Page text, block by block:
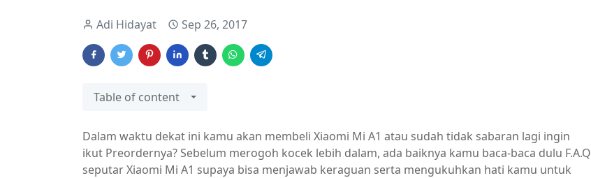
Adi Hidayat Sep 26, 2017
Table of content
Dalam waktu dekat ini kamu akan membeli Xiaomi Mi A1 atau sudah tidak sabaran lagi ingin
ikut Preordernya? Sebelum merogoh kocek lebih dalam, ada baiknya kamu baca-baca dulu F.A.Q
seputar Xiaomi Mi A1 supaya bisa menjawab keraguan serta mengukuhkan hati kamu untuk